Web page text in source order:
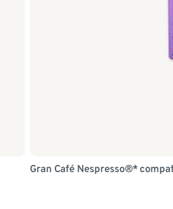
Gran Café Nespresso®*